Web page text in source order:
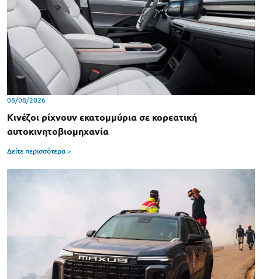
08/08/2026
Κινέζοι ρίχνουν εκατομμύρια σε κορεατική
αυτοκινητοβιομηχανία
Δείτε περισσότερα >